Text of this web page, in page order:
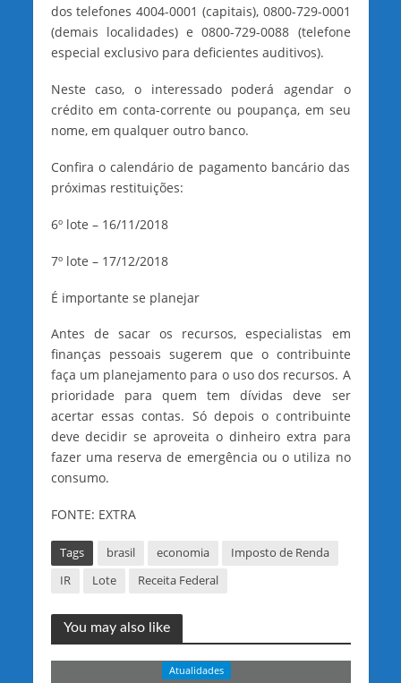
dos telefones 4004-0001 (capitais), 0800-729-0001
(demais localidades) e 0800-729-0088 (telefone
especial exclusivo para deficientes auditivos).
Neste caso, o interessado poderá agendar o
crédito em conta-corrente ou poupança, em seu
nome, em qualquer outro banco.
Confira o calendário de pagamento bancário das
próximas restituições:
6º lote – 16/11/2018
7º lote – 17/12/2018
É importante se planejar
Antes de sacar os recursos, especialistas em
finanças pessoais sugerem que o contribuinte
faça um planejamento para o uso dos recursos. A
prioridade para quem tem dívidas deve ser
acertar essas contas. Só depois o contribuinte
deve decidir se aproveita o dinheiro extra para
fazer uma reserva de emergência ou o utiliza no
consumo.
FONTE: EXTRA
Tags brasil economia
Imposto de Renda
IR
Lote Receita Federal
You may also like
Atualidades